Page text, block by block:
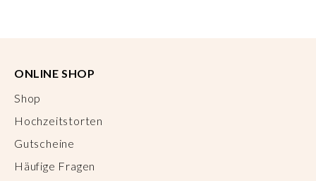
ONLINE SHOP
Shop
Hochzeitstorten
Gutscheine
Häufige Fragen